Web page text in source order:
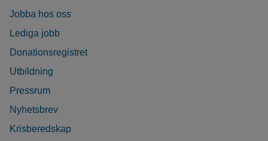
Jobba hos oss
Lediga jobb
Donationsregistret
Utbildning
Pressrum
Nyhetsbrev
Krisberedskap